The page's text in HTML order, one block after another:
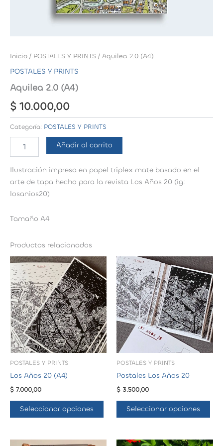
Inicio / POSTALES Y PRINTS / Aquilea 2.0 (A4)
POSTALES Y PRINTS
Aquilea 2.0 (A4)
$ 10.000,00
Categoría: POSTALES Y PRINTS
cantidad
Añadir al carrito
Ilustración impresa en papel triplex mate basado en el
arte de tapa hecho para la revista Los Años 20 (ig:
losanios20)
Tamaño A4
Productos relacionados
POSTALES Y PRINTS
Los Años 20 (A4)
$ 7.000,00
Seleccionar opciones
Este
producto
múltiples
POSTALES Y PRINTS
Postales Los Años 20
$ 3.500,00
Seleccionar opciones